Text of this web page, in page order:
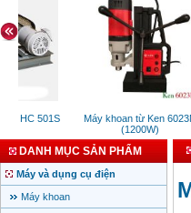
HC 501S
Máy khoan từ Ken 6023N
(1200W)
DANH MỤC SẢN PHẨM
Máy và dụng cụ điện
Máy khoan